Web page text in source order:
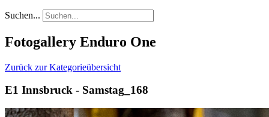
Suchen...
Fotogallery Enduro One
Zurück zur Kategorieübersicht
E1 Innsbruck - Samstag_168